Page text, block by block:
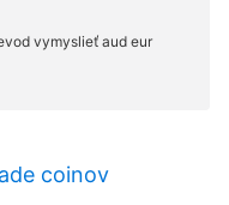
coinov